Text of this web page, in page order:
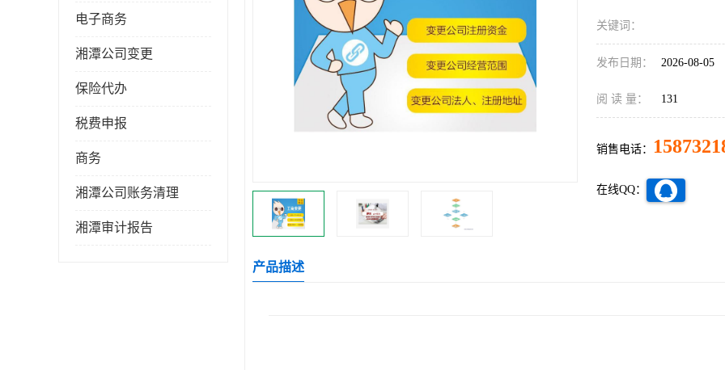
电子商务
湘潭公司变更
保险代办
税费申报
商务
湘潭公司账务清理
湘潭审计报告
关键词：
发布日期： 2026-08-05
阅 读 量： 131
销售电话：
在线QQ：
产品描述